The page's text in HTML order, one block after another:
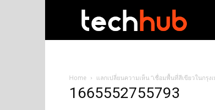
Home แลกเปลี่ยนความเห็น “เชื่อมพื้นที่สีเขียวในกรุง
1665552755793